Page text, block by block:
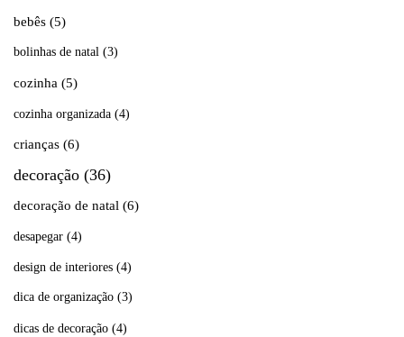
bebês (5)
bolinhas de natal (3)
cozinha (5)
cozinha organizada (4)
crianças (6)
decoração (36)
decoração de natal (6)
desapegar (4)
design de interiores (4)
dica de organização (3)
dicas de decoração (4)